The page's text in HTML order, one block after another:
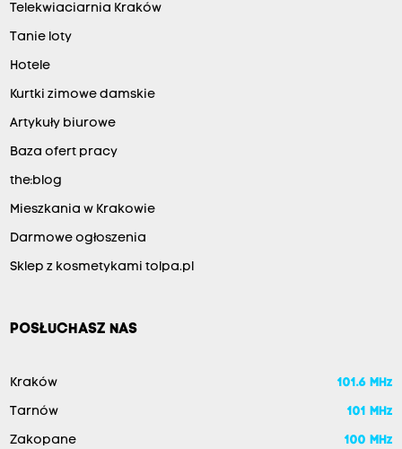
Telekwiaciarnia Kraków
Tanie loty
Hotele
Kurtki zimowe damskie
Artykuły biurowe
Baza ofert pracy
the:blog
Mieszkania w Krakowie
Darmowe ogłoszenia
Sklep z kosmetykami tolpa.pl
POSŁUCHASZ NAS
Kraków 101.6 MHz
Tarnów 101 MHz
Zakopane 100 MHz